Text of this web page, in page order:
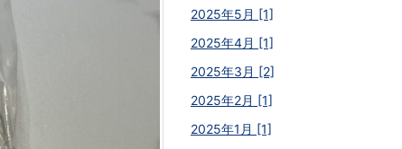
2025年5月 [1]
2025年4月 [1]
2025年3月 [2]
2025年2月 [1]
2025年1月 [1]